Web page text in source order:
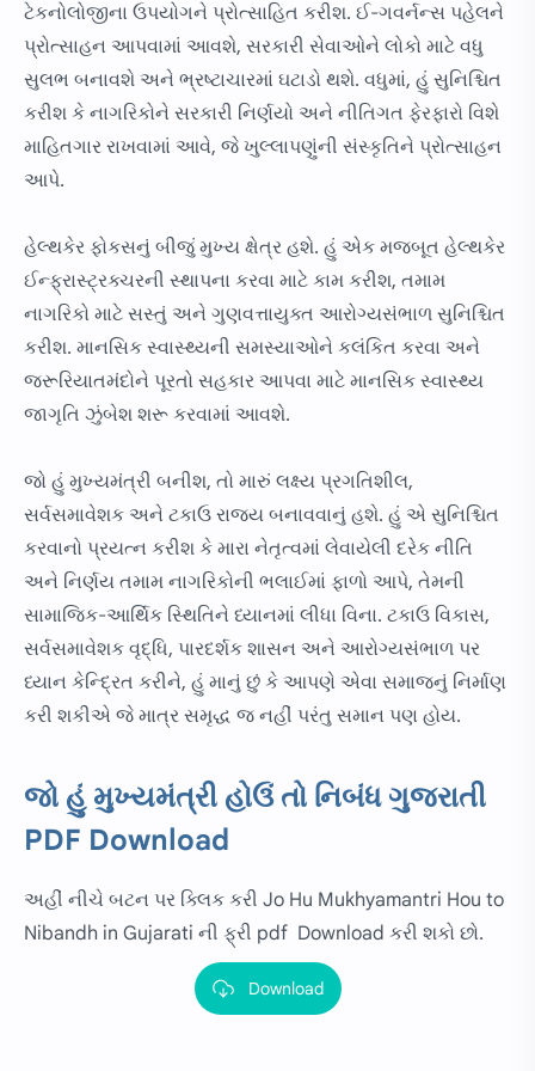
ટેકનોલોજીના ઉપયોગને પ્રોત્સાહિત કરીશ. ઈ-ગવર્નન્સ પહેલને
પ્રોત્સાહન આપવામાં આવશે, સરકારી સેવાઓને લોકો માટે વધુ
સુલભ બનાવશે અને ભ્રષ્ટાચારમાં ઘટાડો થશે. વધુમાં, હું સુનિશ્ચિત
કરીશ કે નાગરિકોને સરકારી નિર્ણયો અને નીતિગત ફેરફારો વિશે
માહિતગાર રાખવામાં આવે, જે ખુલ્લાપણુંની સંસ્કૃતિને પ્રોત્સાહન
આપે.
હેલ્થકેર ફોકસનું બીજું મુખ્ય ક્ષેત્ર હશે. હું એક મજબૂત હેલ્થકેર
ઈન્ફ્રાસ્ટ્રક્ચરની સ્થાપના કરવા માટે કામ કરીશ, તમામ
નાગરિકો માટે સસ્તું અને ગુણવત્તાયુક્ત આરોગ્યસંભાળ સુનિશ્ચિત
કરીશ. માનસિક સ્વાસ્થ્યની સમસ્યાઓને કલંકિત કરવા અને
જરૂરિયાતમંદોને પૂરતો સહકાર આપવા માટે માનસિક સ્વાસ્થ્ય
જાગૃતિ ઝુંબેશ શરૂ કરવામાં આવશે.
જો હું મુખ્યમંત્રી બનીશ, તો મારું લક્ષ્ય પ્રગતિશીલ,
સર્વસમાવેશક અને ટકાઉ રાજ્ય બનાવવાનું હશે. હું એ સુનિશ્ચિત
કરવાનો પ્રયત્ન કરીશ કે મારા નેતૃત્વમાં લેવાયેલી દરેક નીતિ
અને નિર્ણય તમામ નાગરિકોની ભલાઈમાં ફાળો આપે, તેમની
સામાજિક-આર્થિક સ્થિતિને ધ્યાનમાં લીધા વિના. ટકાઉ વિકાસ,
સર્વસમાવેશક વૃદ્ધિ, પારદર્શક શાસન અને આરોગ્યસંભાળ પર
ધ્યાન કેન્દ્રિત કરીને, હું માનું છું કે આપણે એવા સમાજનું નિર્માણ
કરી શકીએ જે માત્ર સમૃદ્ધ જ નહીં પરંતુ સમાન પણ હોય.
જો હું મુખ્યમંત્રી હોઉં તો નિબંધ ગુજરાતી
PDF Download
અહીં નીચે બટન પર ક્લિક કરી Jo Hu Mukhyamantri Hou to
Nibandh in Gujarati ની ફ્રી pdf Download કરી શકો છો.
Download